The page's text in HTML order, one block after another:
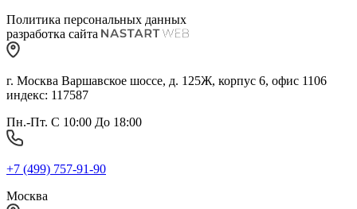
Политика персональных данных
разработка сайта
г. Москва Варшавское шоссе, д. 125Ж, корпус 6, офис 1106
индекс: 117587
Пн.-Пт. С 10:00 До 18:00
+7 (499) 757-91-90
Москва